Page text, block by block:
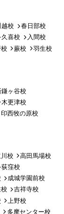
越校
春日部校
久喜校
入間校
蕨校
羽生校
鎌ヶ谷校
木更津校
印西牧の原校
川校
高田馬場校
荻窪校
成城学園前校
吉祥寺校
上野校
多摩センター校